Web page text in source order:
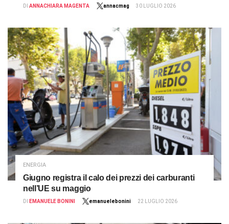
DI ANNACHIARA MAGENTA annacmag 30 LUGLIO 2026
ENERGIA
Giugno registra il calo dei prezzi dei carburanti
nell’UE su maggio
DI EMANUELE BONINI emanuelebonini 22 LUGLIO 2026